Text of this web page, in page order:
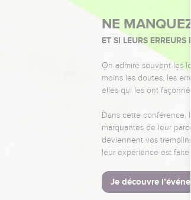
NE
ET SI LEURS
On admire souvent les
moins les doutes, les
elles qui les ont façonnés.
Dans cette conférence,
marquantes de leur
deviennent vos
leur expérience est faite
Je découvre